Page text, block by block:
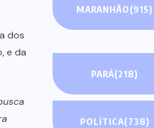
dos
e da
MARANHÃO(915)
PARÁ(218)
POLÍTICA(738)